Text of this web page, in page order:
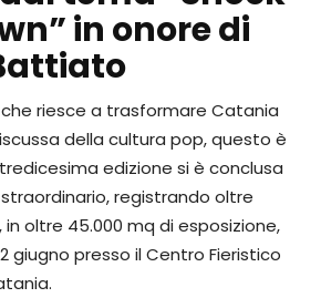
in onore di
che riesce a trasformare Catania
della cultura pop, questo è
tredicesima edizione si è conclusa
registrando oltre
in oltre 45.000 mq di esposizione,
giugno presso il Centro Fieristico